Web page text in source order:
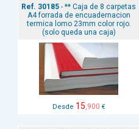
Ref. 30185 - ** Caja de 8 carpetas
A4 forrada de encuadernacion
termica lomo 23mm color rojo.
(solo queda una caja)
Desde 15,900 €